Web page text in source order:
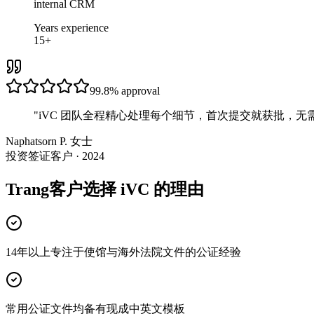
internal CRM
Years experience
15+
99.8% approval
"iVC 团队全程精心处理每个细节，首次提交就获批，无
Naphatsorn P. 女士
投资签证客户 · 2024
Trang客户选择 iVC 的理由
14年以上专注于使馆与海外法院文件的公证经验
常用公证文件均备有现成中英文模板